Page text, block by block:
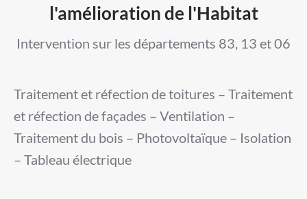
l'amélioration de l'Habitat
Intervention sur les départements 83, 13 et 06
Traitement et réfection de toitures – Traitement
et réfection de façades – Ventilation –
Traitement du bois – Photovoltaïque – Isolation
– Tableau électrique